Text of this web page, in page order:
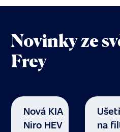
Novinky ze
Frey
Nová KIA
Niro HEV
na